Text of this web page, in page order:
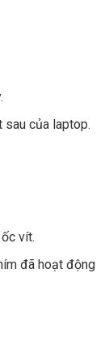
sau của laptop.
vít.
đã hoạt động